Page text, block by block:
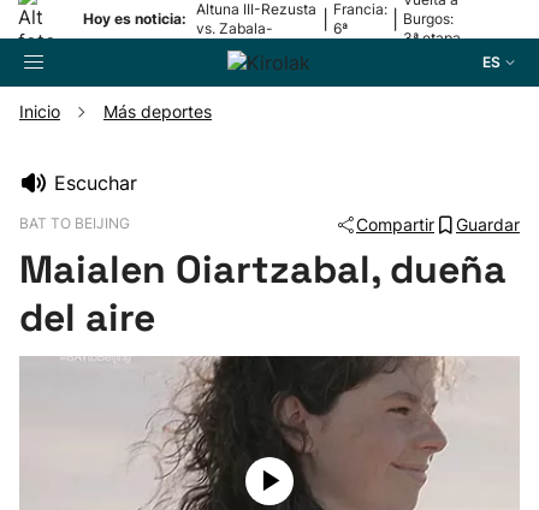
Hoy es noticia:
Altuna III-Rezusta
vs. Zabala-
Zabaleta
Francia:
6ª
Burgos:
3ª etapa
ES
Pelota
Inicio Más deportes
Escuchar
BAT TO BEIJING Compartir Guardar
Maialen Oiartzabal, dueña
del aire